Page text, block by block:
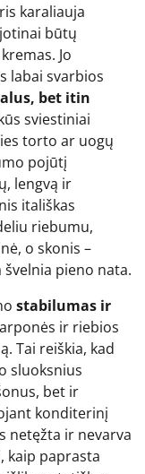
karaliauja
būtų
Jo
labai svarbios
bet itin
sviestiniai
torto ar uogų
pojūtį
lengvą ir
itališkas
riebumu,
o skonis –
pieno nata.
stabilumas ir
ir riebios
Tai reiškia, kad
sluoksnius
bet ir
konditerinį
netęžta ir nevarva
kaip paprasta